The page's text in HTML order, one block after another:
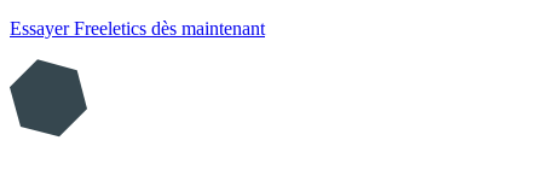
Essayer Freeletics dès maintenant